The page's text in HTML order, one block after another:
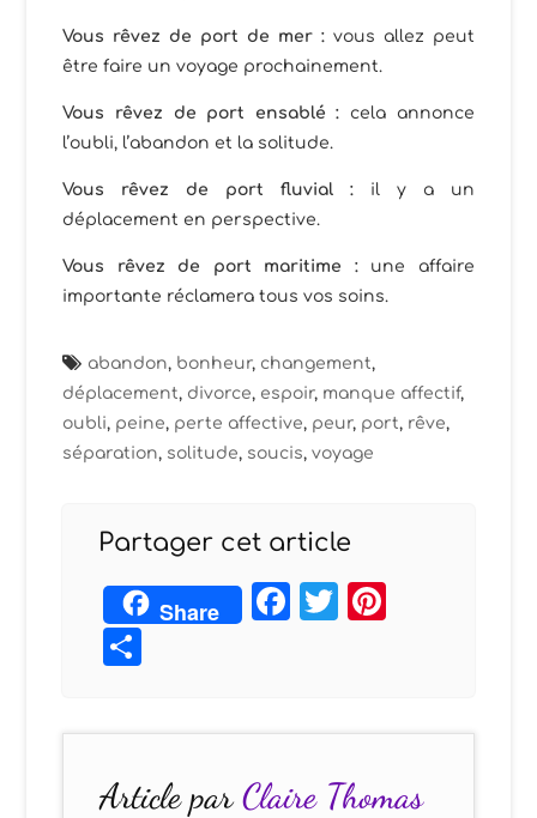
Vous rêvez de port de mer :vous allez peut
être faire un voyage prochainement.
Vous rêvez de port ensablé : cela annonce
l’oubli, l’abandon et la solitude.
Vous rêvez de port fluvial :il y a un
déplacement en perspective.
Vous rêvez de port maritime :une affaire
importante réclamera tous vos soins.
abandon, bonheur, changement,
déplacement, divorce, espoir, manque affectif,
oubli, peine, perte affective, peur, port, rêve,
séparation, solitude, soucis,voyage
Partager cet article
Share Facebook
Twitter
Article parClaire Thomas